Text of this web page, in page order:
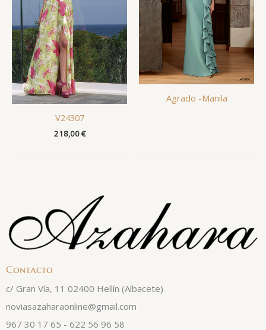
V24307
218,00€
Agrado -Manila
Contacto
c/ Gran Vía, 11 02400 Hellín (Albacete)
noviasazaharaonline@gmail.com
967 30 17 65 - 622 56 96 58